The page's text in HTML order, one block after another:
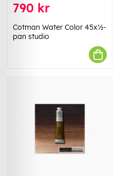
790 kr
Cotman Water Color 45x½-
pan studio